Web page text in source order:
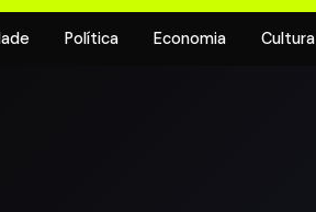
Política Economia Cultura